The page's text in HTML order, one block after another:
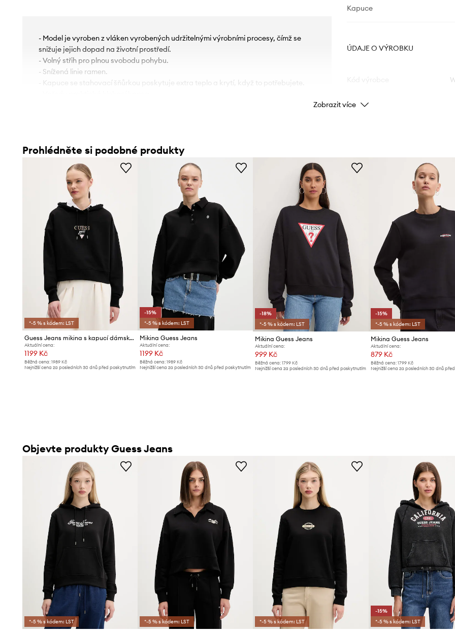
- Model je vyroben z vláken vyrobených udržitelnými výrobními procesy, čímž se
snižuje jejich dopad na životní prostředí.
- Volný střih pro plnou svobodu pohybu.
- Snížená linie ramen.
- Kapuce se stahovací šňůrkou poskytuje extra teplo a krytí, když to potřebujete.
- Šířka v podpaží: 52 cm.
Kapuce
ÚDAJE O VÝROBKU
Barva
Výrobce
Zobrazit více
Prohlédněte si podobné produkty
*-5 % s kódem: LST
Guess Jeans mikina s kapucí dámská bavlněná
Aktuální cena:
1199 Kč
Běžná cena: 1989 Kč
Nejnižší cena za posledních 30 dnů před poskytnutím
-15%
*-5 % s kódem: LST
Mikina Guess Jeans
Aktuální cena:
1199 Kč
Běžná cena:1989 Kč
Nejnižší cena za posledních 30 dnů před poskytnutím
-18%
*-5 % s kódem: LST
Mikina Guess Jeans
Aktuální cena:
999 Kč
Běžná cena: 1799 Kč
Nejnižší cena za posledních 30 dnů před poskytnutím
-15%
*-5 % s kódem: LST
Mikina Guess Jeans
Aktuální cena:
879 Kč
Běžná cena: 1799 Kč
Nejnižší cena za posledních 30 dnů
Objevte produkty Guess Jeans
*-5 % s kódem: LST *-5 % s kódem: LST *-5 % s kódem: LST
-15%
*-5 % s kódem: LST